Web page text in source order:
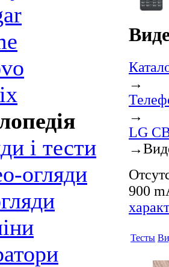
і тести
огляди
→
→
LG
→
900
Тесты